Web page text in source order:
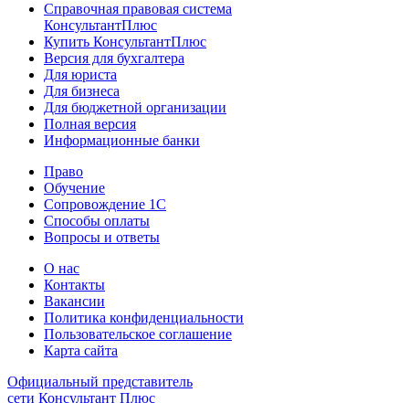
Справочная правовая система
КонсультантПлюс
Купить КонсультантПлюс
Версия для бухгалтера
Для юриста
Для бизнеса
Для бюджетной организации
Полная версия
Информационные банки
Право
Обучение
Сопровождение 1С
Способы оплаты
Вопросы и ответы
О нас
Контакты
Вакансии
Политика конфиденциальности
Пользовательское соглашение
Карта сайта
Официальный представитель
сети Консультант Плюс